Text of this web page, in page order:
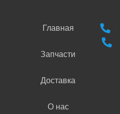
Главная
Запчасти
Доставка
О нас